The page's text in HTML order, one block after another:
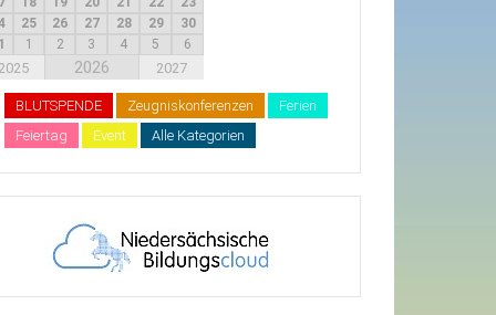
25 26 27 28 29
30
1 2 3 4 5 6
2026 2027
BLUTSPENDE Zeugniskonferenzen
Ferien
Feiertag
Event Alle Kategorien